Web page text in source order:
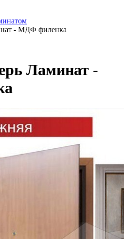
- МДФ филенка
Ламинат -